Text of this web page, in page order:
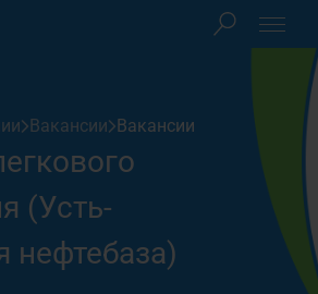
Вакансии Вакансии
(Усть-
нефтебаза)